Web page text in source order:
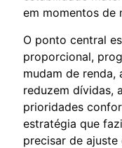
em momentos de
O ponto central
proporcional,
mudam de renda,
reduzem dívidas,
prioridades
estratégia que
precisar de